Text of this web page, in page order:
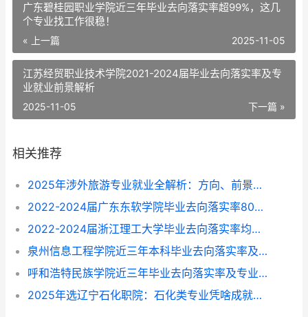
广东碧桂园职业学院近三年毕业去向落实率超99%，这几
个专业找工作很稳！
« 上一篇 2025-11-05
江苏经贸职业技术学院2021-2024届毕业去向落实率及专
业就业前景解析
下一篇 »
2025-11-05
相关推荐
2025年涉外旅游专业就业全解析：方向、前景与选择指南
2022-2024届广东东软学院毕业去向落实率80%-87%，这些专业找工作更顺？
2022-2024届浙江理工大学毕业去向落实率均超96%，就业方向与专业选择指南
泉州信息工程学院近三年本科毕业去向落实率及专业就业前景解析（2022-2024）
呼和浩特民族学院近三年毕业去向落实率及专业就业情况解析（2022-2024）
2025年选辽宁石化职院：石化类专业凭啥成就业“香饽饽”？附专业挑拣指南